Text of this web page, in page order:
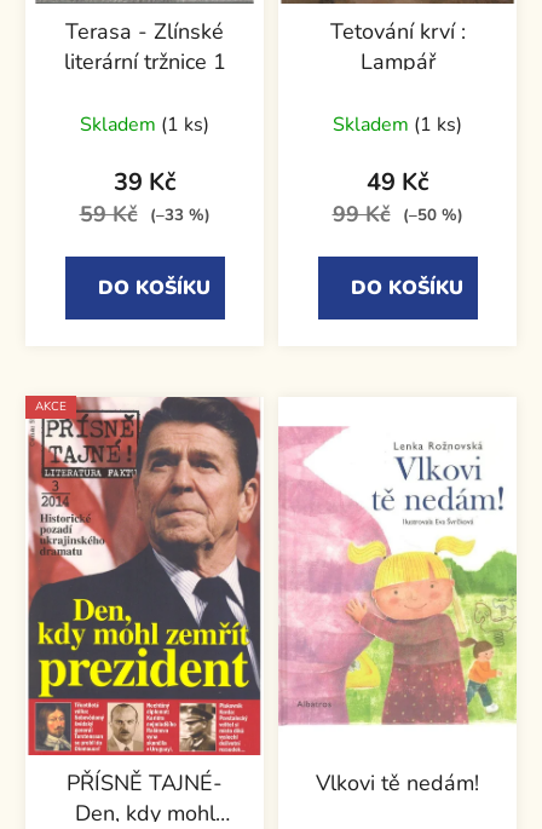
Terasa - Zlínské
literární tržnice 1
Skladem (1 ks)
39 Kč
59 Kč (–33 %)
DO KOŠÍKU
Tetování krví :
Lampář
Skladem (1 ks)
49 Kč
99 Kč (–50 %)
DO KOŠÍKU
AKCE
PŘÍSNĚ TAJNÉ-
Den, kdy mohl
Vlkovi tě nedám!